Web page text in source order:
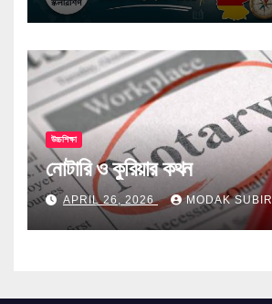
উচ্চশিক্ষা
নোটারি ও কুরিয়ার কথন
APRIL 26, 2026 MODAK SUBIR